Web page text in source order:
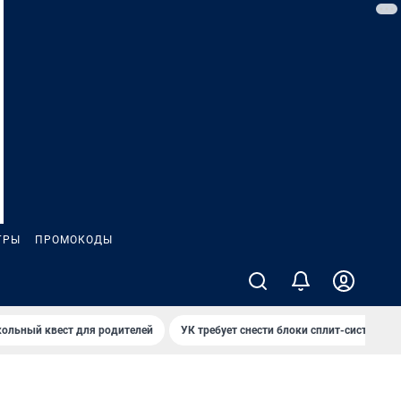
ПРОМОКОДЫ
квест для родителей УК требует снести блоки сплит-систем